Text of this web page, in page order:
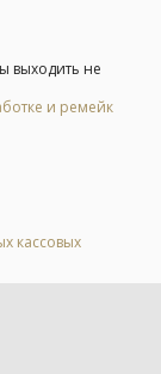
выходить не
и ремейк
кассовых